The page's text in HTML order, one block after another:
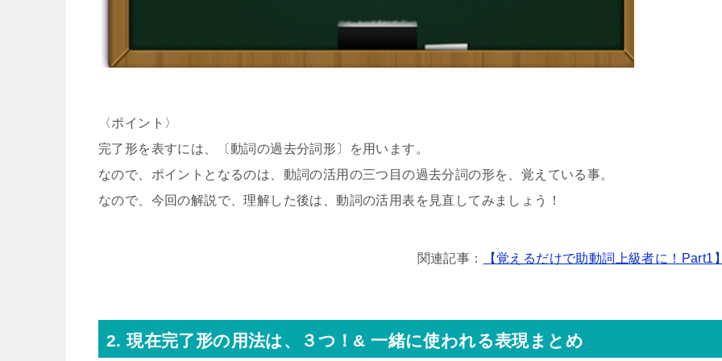
〈ポイント〉
完了形を表すには、〔動詞の過去分詞形〕を用います。
なので、ポイントとなるのは、動詞の活用の三つ目の過去分詞の形を、覚えている事。
なので、今回の解説で、理解した後は、動詞の活用表を見直してみましょう！
関連記事： 【覚えるだけで助動詞上級者に！Part1
2. 現在完了形の用法は、３つ！& 一緒に使われる表現まとめ